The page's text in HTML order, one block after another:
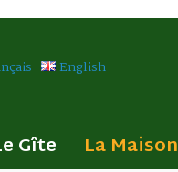
English
Gîte La Maison